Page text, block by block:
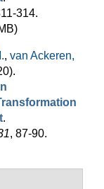
314.
, van Ackeren,
.
, 87-90.